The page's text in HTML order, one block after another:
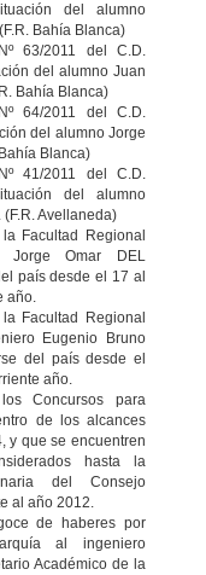
del alumno
Bahía Blanca)
63/2011 del C.D.
del alumno Juan
Bahía Blanca)
64/2011 del C.D.
del alumno Jorge
Blanca)
41/2011 del C.D.
del alumno
Avellaneda)
Facultad Regional
Jorge Omar DEL
país desde el 17 al
año.
Facultad Regional
Eugenio Bruno
del país desde el
año.
Concursos para
de los alcances
y que se encuentren
hasta la
del Consejo
al año 2012.
de haberes por
al ingeniero
Académico de la